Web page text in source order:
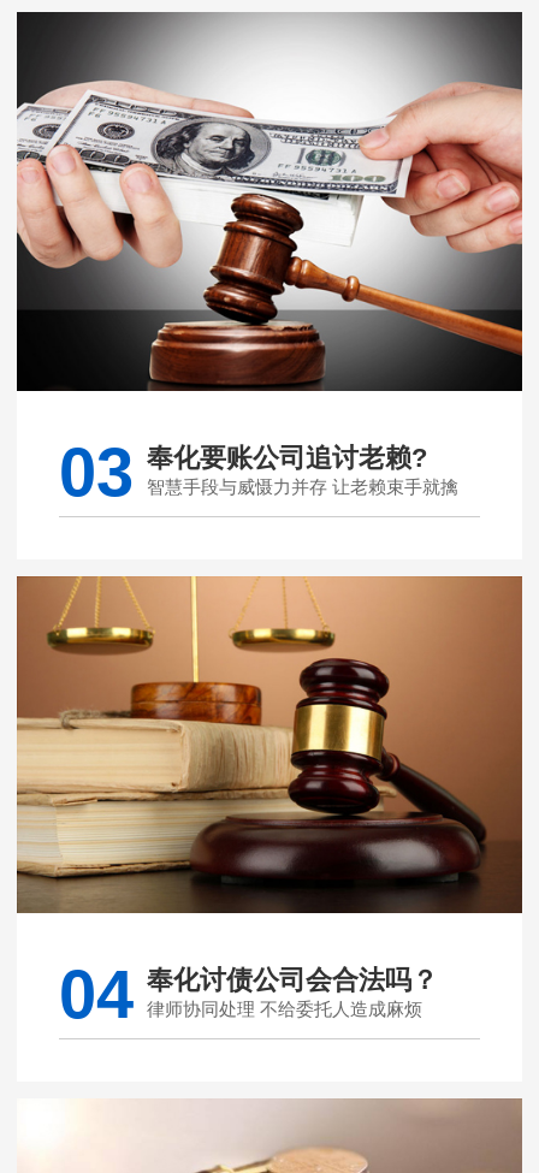
03 奉化要账公司追讨老赖?
智慧手段与威慑力并存 让老赖束手就擒
04 奉化讨债公司会合法吗？
律师协同处理 不给委托人造成麻烦